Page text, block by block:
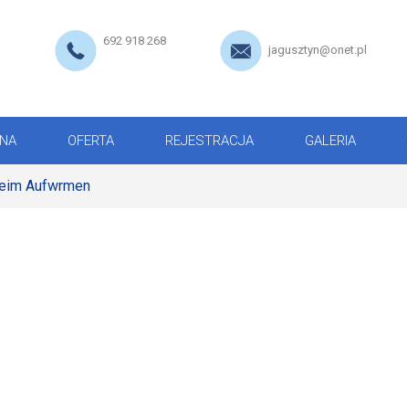
692 918 268
jagusztyn@onet.pl
OFERTA REJESTRACJA GALERIA
Aufwrmen